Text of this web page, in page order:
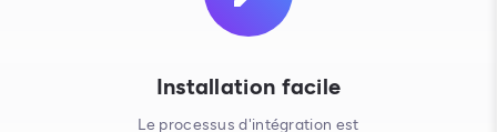
Installation facile
Le processus d'intégration est